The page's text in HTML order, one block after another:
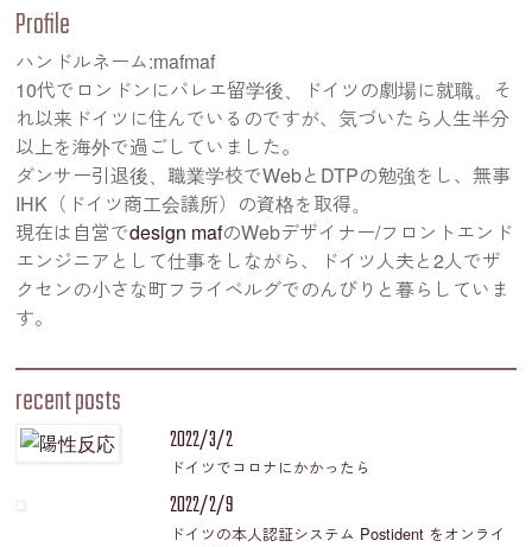
Profile
ハンドルネーム:mafmaf
10代でロンドンにバレエ留学後、ドイツの劇場に就職。そ
れ以来ドイツに住んでいるのですが、気づいたら人生半分
以上を海外で過ごしていました。
ダンサー引退後、職業学校でWebとDTPの勉強をし、無事
IHK（ドイツ商工会議所）の資格を取得。
現在は自営でdesign mafのWebデザイナー/フロントエンド
エンジニアとして仕事をしながら、ドイツ人夫と2人でザ
クセンの小さな町フライベルグでのんびりと暮らしていま
す。
recent posts
2022/3/2
ドイツでコロナにかかったら
2022/2/9
ドイツの本人認証システム Postident をオンライ